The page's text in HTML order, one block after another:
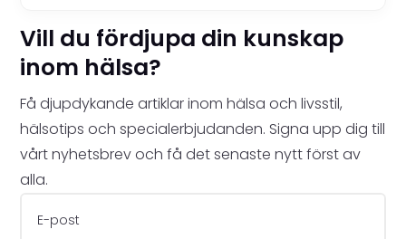
Vill du fördjupa din kunskap
inom hälsa?
Få djupdykande artiklar inom hälsa och livsstil,
hälsotips och specialerbjudanden. Signa upp dig till
vårt nyhetsbrev och få det senaste nytt först av
alla.